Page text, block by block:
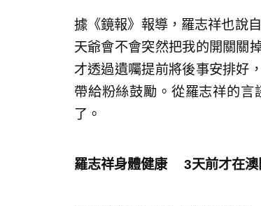
據《鏡報》報導，羅志祥也說
天爺會不會突然把我的開關關
才透過遺囑提前將後事安排好
帶給粉絲鼓勵。從羅志祥的
了。
羅志祥身體健康 3天前才在澳